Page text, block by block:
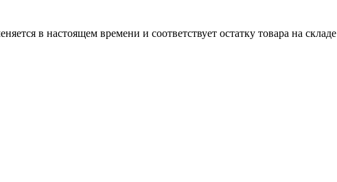
в настоящем времени и соответствует остатку товара на складе